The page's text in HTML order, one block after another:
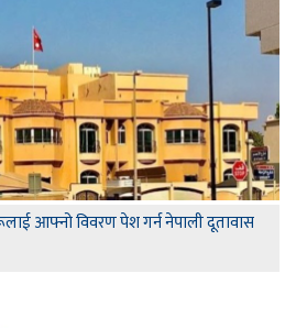
आफ्नो विवरण पेश गर्न नेपाली दूतावास